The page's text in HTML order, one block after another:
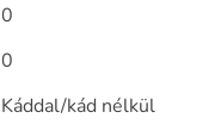
0
0
Káddal/kád nélkül